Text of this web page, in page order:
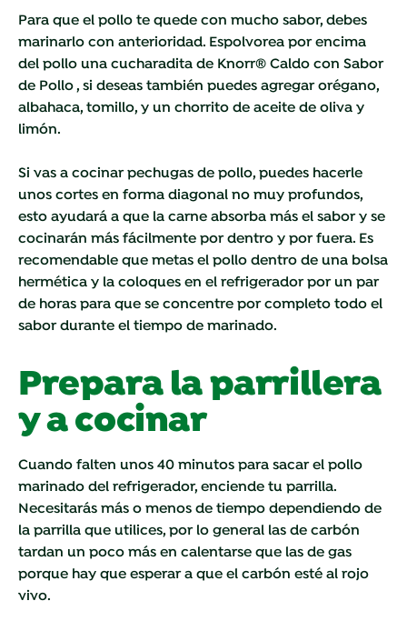
Para que el pollo te quede con mucho sabor, debes
marinarlo con anterioridad. Espolvorea por encima
del pollo una cucharadita de Knorr® Caldo con Sabor
de Pollo , si deseas también puedes agregar orégano,
albahaca, tomillo, y un chorrito de aceite de oliva y
limón.
Si vas a cocinar pechugas de pollo, puedes hacerle
unos cortes en forma diagonal no muy profundos,
esto ayudará a que la carne absorba más el sabor y se
cocinarán más fácilmente por dentro y por fuera. Es
recomendable que metas el pollo dentro de una bolsa
hermética y la coloques en el refrigerador por un par
de horas para que se concentre por completo todo el
sabor durante el tiempo de marinado.
Prepara la parrillera
y a cocinar
Cuando falten unos 40 minutos para sacar el pollo
marinado del refrigerador, enciende tu parrilla.
Necesitarás más o menos de tiempo dependiendo de
la parrilla que utilices, por lo general las de carbón
tardan un poco más en calentarse que las de gas
porque hay que esperar a que el carbón esté al rojo
vivo.